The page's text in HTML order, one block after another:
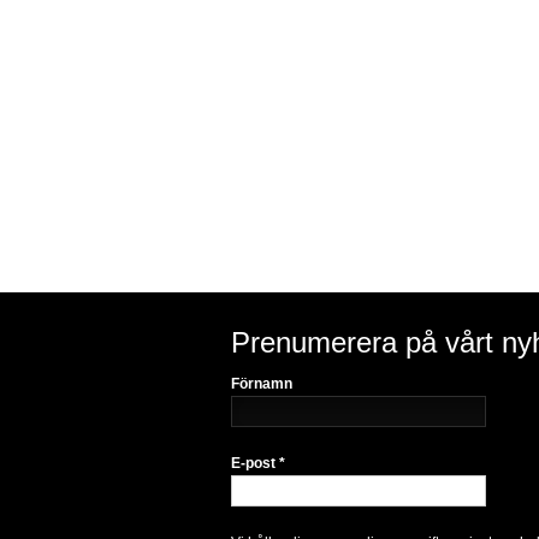
Prenumerera på vårt
Förnamn
E-post *